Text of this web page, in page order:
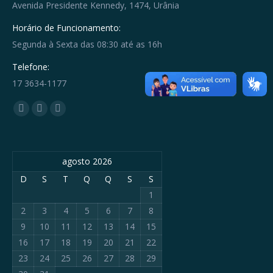
Avenida Presidente Kennedy, 1474, Urânia
Horário de Funcionamento:
Segunda à Sexta das 08:30 até as 16h
Telefone:
17 3634-1177
Encontre-nos em:
Facebook
new
YouTube
new
Whatsapp
in
new
agosto 2026
D
S T Q Q S
S
1
2
3 4 5 6 7
8
9
10 11 12 13 14
15
16
17 18 19 20 21
22
23
24 25 26 27 28
29